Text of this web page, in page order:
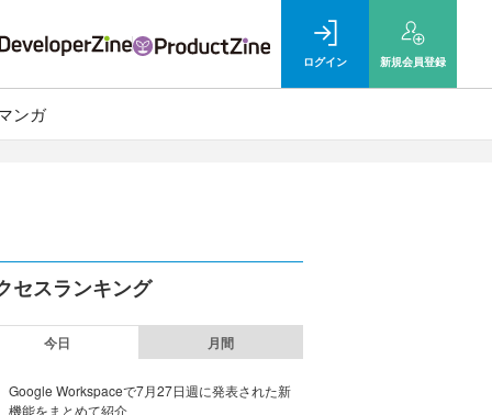
ログイン 新規会員登録
ンガ
セスランキング
今日 月間
Google Workspaceで7月27日週に発表された新
機能をまとめて紹介